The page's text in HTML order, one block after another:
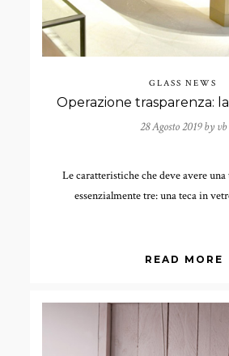
GLASS NEWS
28 Agosto 2019 by vb
Le caratteristiche che deve avere
essenzialmente tre: una teca in
READ MORE